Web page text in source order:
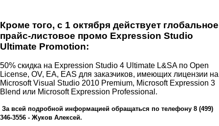
Кроме того, с 1 октября действует глобальное
прайс-листовое промо Expression Studio
Ultimate Promotion:
50% скидка на Expression Studio 4 Ultimate L&SA по Open
License, OV, EA, EAS для заказчиков, имеющих лицензии на
Microsoft Visual Studio 2010 Premium, Microsoft Expression 3
Blend или Microsoft Expression Professional.
За всей подробной информацией обращаться по телефону 8 (499)
346-3556 - Жуков Алексей.